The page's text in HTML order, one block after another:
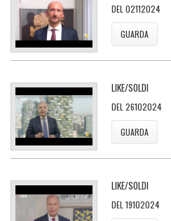
DEL 02112024
GUARDA
LIKE/SOLDI
DEL 26102024
GUARDA
LIKE/SOLDI
DEL 19102024